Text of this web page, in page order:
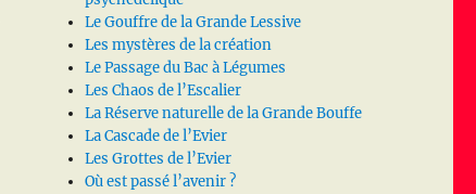
Le Gouffre de la Grande Lessive
Les mystères de la création
Le Passage du Bac à Légumes
Les Chaos de l’Escalier
La Réserve naturelle de la Grande Bouffe
La Cascade de l’Evier
Les Grottes de l’Evier
Où est passé l’avenir ?